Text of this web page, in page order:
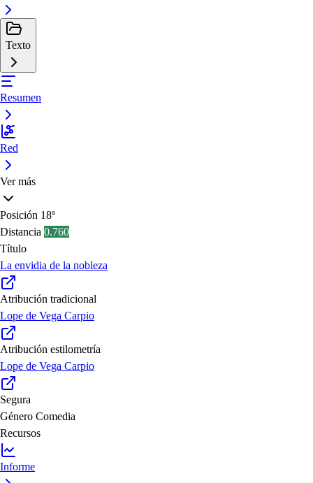
Texto
Resumen
Red
Ver más
Posición 18ª
Distancia 0.760
Título
La envidia de la nobleza
Atribución tradicional
Lope de Vega Carpio
Atribución estilometría
Lope de Vega Carpio
Segura
Género Comedia
Recursos
Informe